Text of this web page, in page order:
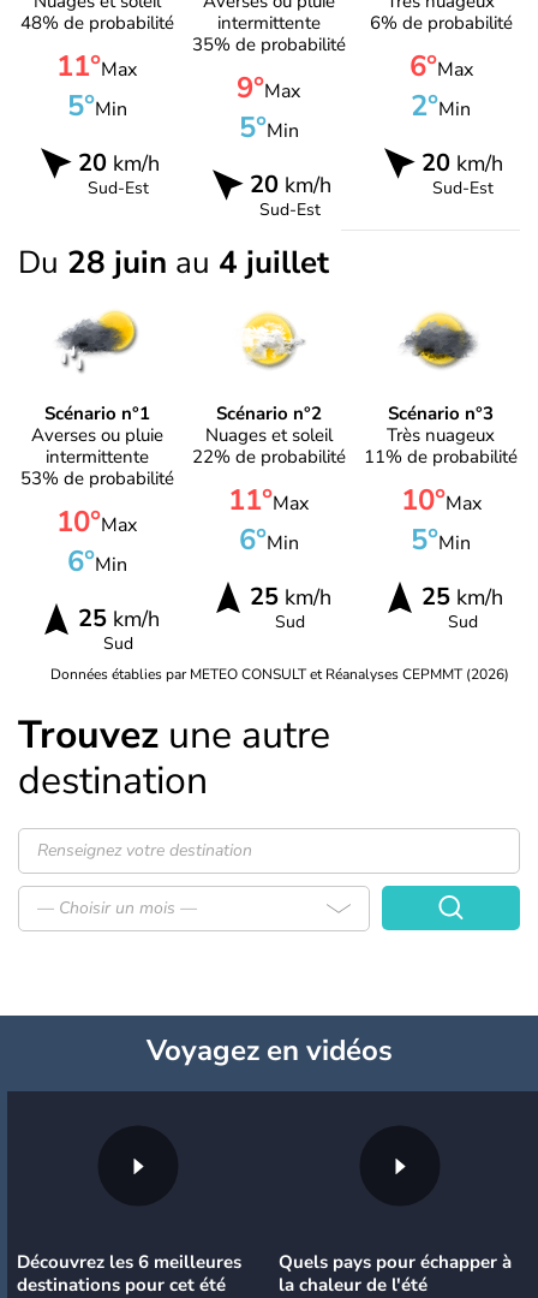
48% de probabilité
11°Max
5°Min
20km/h
Sud-Est
intermittente
35% de probabilité
9°Max
5°Min
20km/h
Sud-Est
6% de probabilité
6°Max
2°Min
20 km/h
Sud-Est
Du 28 juin au 4 juillet
Scénario n°1
Averses ou pluie
intermittente
53% de probabilité
10°Max
6°Min
25km/h
Sud
Scénario n°2
Nuages et soleil
22% de probabilité
11°Max
6°Min
25km/h
Sud
Scénario n°3
Très nuageux
11% de probabilité
10°Max
5°Min
25 km/h
Sud
Données établies par METEO CONSULT et Réanalyses CEPMMT (2026)
Trouvez une autre
destination
— Choisir un mois —
Voyagezen vidéos
Découvrez les 6 meilleures
destinations pour cet été
Quels pays pour échapper à
la chaleur de l'été